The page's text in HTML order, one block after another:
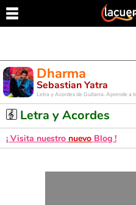
Dharma
Sebastian Yatra
Letra y Acordes de Guitarra. Aprende a
Letra y Acordes
¡ Visita nuestro nuevo Blog !